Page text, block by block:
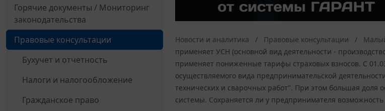
Горячие документы / Мониторинг
законодательства
Правовые консультации
Бухучет и отчетность
Налоги и налогообложение
Гражданское право
Новости и аналитика Правовые консультации
применяет УСН (основной вид деятельности -
применяет пониженные тарифы страховых взносов. С
осуществляемого вида предпринимательской
технических и сварочных работ". При этом большая доля
системы. Сохраняется ли у предпринимателя